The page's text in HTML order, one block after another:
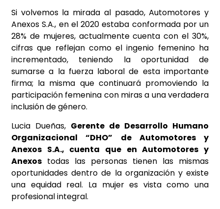
Si volvemos la mirada al pasado, Automotores y
Anexos S.A., en el 2020 estaba conformada por un
28% de mujeres, actualmente cuenta con el 30%,
cifras que reflejan como el ingenio femenino ha
incrementado, teniendo la oportunidad de
sumarse a la fuerza laboral de esta importante
firma; la misma que continuará promoviendo la
participación femenina con miras a una verdadera
inclusión de género.
Lucia Dueñas, Gerente de Desarrollo Humano
Organizacional “DHO” de Automotores y
Anexos S.A., cuenta que en Automotores y
Anexos todas las personas tienen las mismas
oportunidades dentro de la organización y existe
una equidad real. La mujer es vista como una
profesional integral.